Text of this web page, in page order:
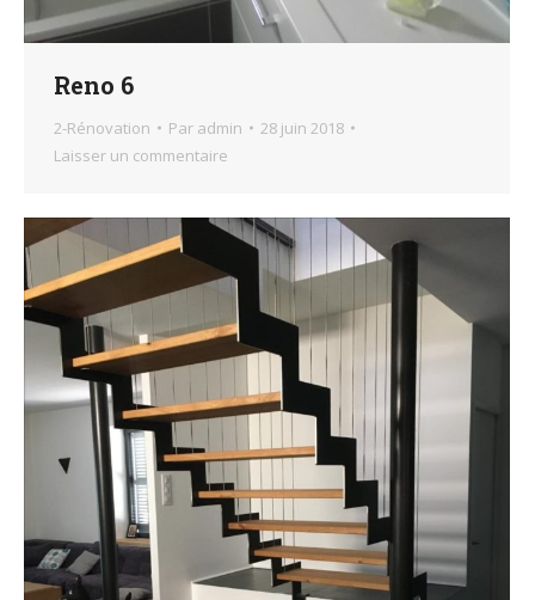
Reno 6
2-Rénovation Par admin
28 juin 2018
Laisser un commentaire